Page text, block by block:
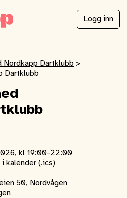
Logg inn
Nordkapp Dartklubb >
Dartklubb
kl 19:00-22:00
i kalender (.ics)
50, Nordvågen